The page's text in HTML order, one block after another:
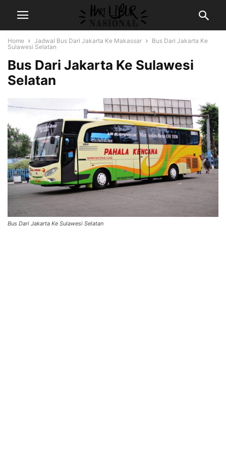
Home Jadwal Bus Dari Jakarta Ke Makassar
Bus Dari Jakarta Ke
Sulawesi Selatan
Bus Dari Jakarta Ke Sulawesi
Selatan
Bus Dari Jakarta Ke Sulawesi Selatan